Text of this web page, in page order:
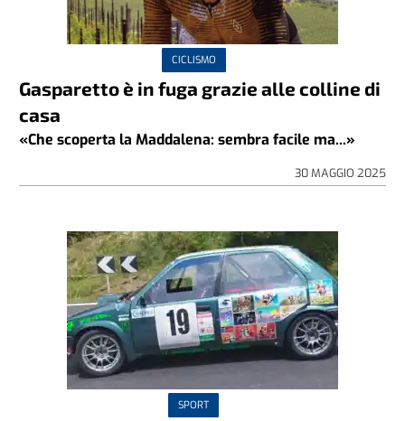
CICLISMO
Gasparetto è in fuga grazie alle colline di
casa
«Che scoperta la Maddalena: sembra facile ma...»
30 MAGGIO 2025
SPORT